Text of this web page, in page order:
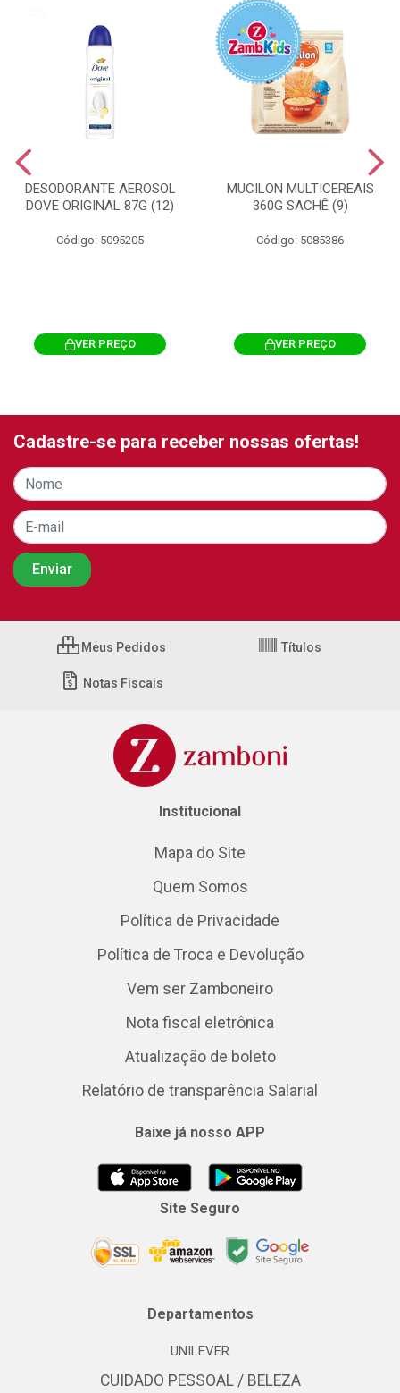
DESODORANTE AEROSOL
DOVE ORIGINAL 87G (12)
Código: 5095205
VER PREÇO
MUCILON MULTICEREAIS
360G SACHÊ (9)
Código: 5085386
VER PREÇO
Cadastre-se para receber nossas ofertas!
Meus Pedidos Títulos
Notas Fiscais
Institucional
Mapa do Site
Quem Somos
Política de Privacidade
Política de Troca e Devolução
Vem ser Zamboneiro
Nota fiscal eletrônica
Atualização de boleto
Relatório de transparência Salarial
Baixe já nosso APP
Site Seguro
Departamentos
UNILEVER
CUIDADO PESSOAL / BELEZA